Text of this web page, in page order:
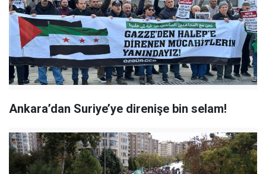
Ankara’dan Suriye’ye direnişe bin selam!